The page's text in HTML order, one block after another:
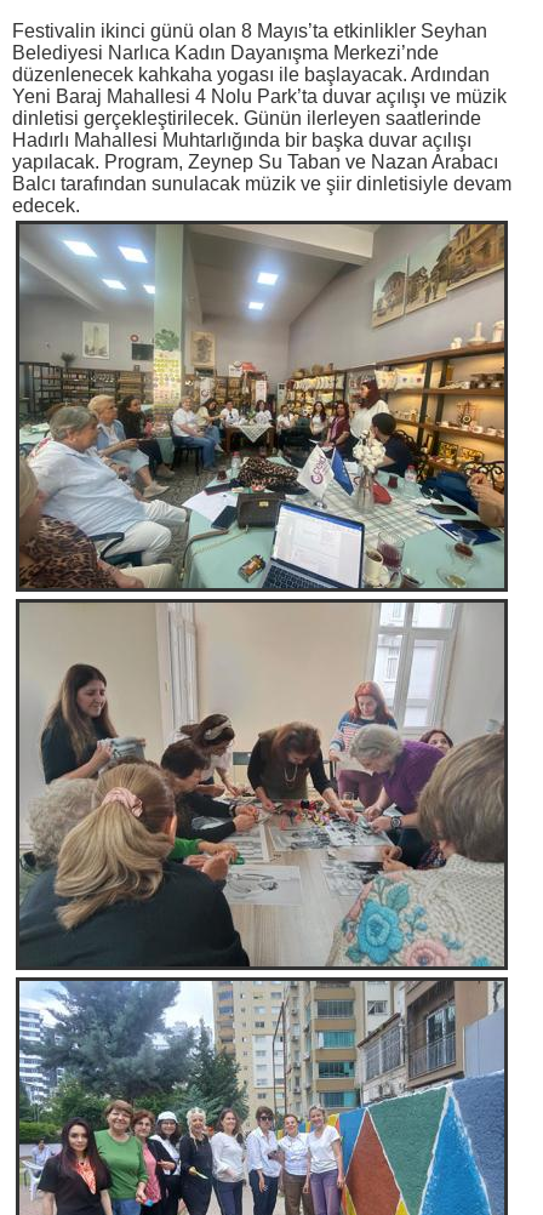
Festivalin ikinci günü olan 8 Mayıs’ta etkinlikler Seyhan
Belediyesi Narlıca Kadın Dayanışma Merkezi’nde
düzenlenecek kahkaha yogası ile başlayacak. Ardından
Yeni Baraj Mahallesi 4 Nolu Park’ta duvar açılışı ve müzik
dinletisi gerçekleştirilecek. Günün ilerleyen saatlerinde
Hadırlı Mahallesi Muhtarlığında bir başka duvar açılışı
yapılacak. Program, Zeynep Su Taban ve Nazan Arabacı
Balcı tarafından sunulacak müzik ve şiir dinletisiyle devam
edecek.